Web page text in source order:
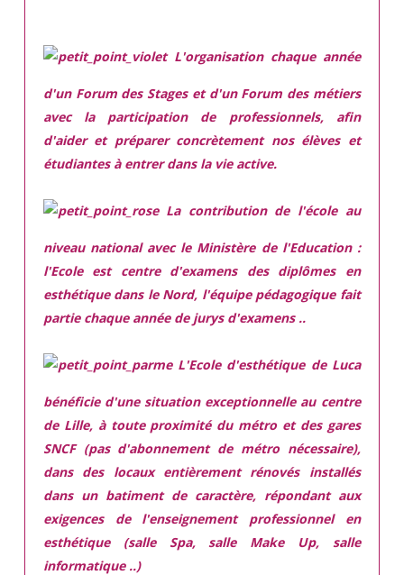
L'organisation chaque année
d'un Forum des Stages et d'un Forum des métiers
avec la participation de professionnels, afin
d'aider et préparer concrètement nos élèves et
étudiantes à entrer dans la vie active.
La contribution de l'école au
niveau national avec le Ministère de l'Education :
l'Ecole est centre d'examens des diplômes en
esthétique dans le Nord, l'équipe pédagogique fait
partie chaque année de jurys d'examens ..
L'Ecole d'esthétique de Luca
bénéficie d'une situation exceptionnelleau centre
de Lille, à toute proximité du métro et des gares
SNCF (pas d'abonnement de métro nécessaire),
dans des locaux entièrement rénovés installés
dans un batiment de caractère, répondant aux
exigencesde l'enseignement professionnel en
esthétique (salle Spa, salle Make Up, salle
informatique ..)